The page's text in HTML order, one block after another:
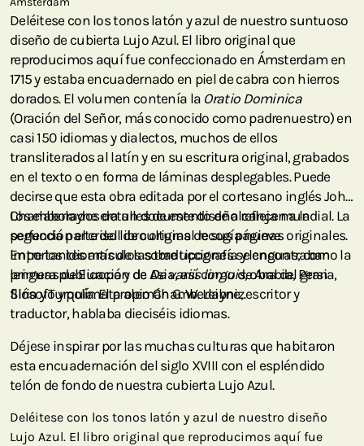
Deléitese con los tonos latón y azul de nuestro suntuoso
diseño de cubierta Lujo Azul. El libro original que
reproducimos aquí fue confeccionado en Ámsterdam en
1715 y estaba encuadernado en piel de cabra con hierros
dorados. El volumen contenía la Oratio Dominica
(Oración del Señor, más conocido como padrenuestro) en
casi 150 idiomas y dialectos, muchos de ellos
transliterados al latín y en su escritura original, grabados
en el texto o en forma de láminas desplegables. Puede
decirse que esta obra editada por el cortesano inglés John
Chamberlayne era un documento de alcance mundial. La
segunda parte del libro original recogía nueve
importantes artículos sobre tipografía y lenguas, como la
primera publicación deDe variis linguis,obra del gran
filósofo y polímata alemán G. W. Leibniz.
Los elaborados detalles de este diseño reflejan a la
perfección el crisol de culturas de sus páginas originales.
Entre los idiomas de las traducciones se encontraban
lenguas de Europa y de Asia, así como de Arabia, Persia,
Siria y Turquía. El propio Chamberlayne, escritor y
traductor, hablaba dieciséis idiomas.
Déjese inspirar por las muchas culturas que habitaron
esta encuadernación del siglo XVIII con el espléndido
telón de fondo de nuestra cubierta Lujo Azul.
Deléitese con los tonos latón y azul de nuestro diseño
Lujo Azul. El libro original que reproducimos aquí fue